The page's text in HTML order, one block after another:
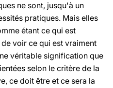
ne sont, jusqu'à un
pratiques. Mais elles
étant ce qui est
voir ce qui est vraiment
véritable signification que
selon le critère de la
ce doit être et ce sera la